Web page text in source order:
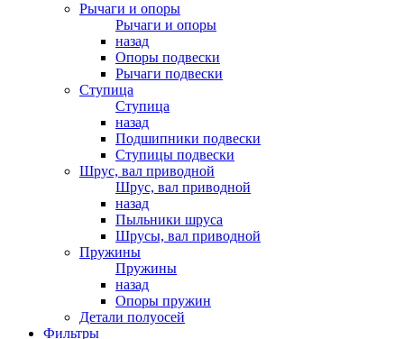
Рычаги и опоры
Рычаги и опоры
назад
Опоры подвески
Рычаги подвески
Ступица
Ступица
назад
Подшипники подвески
Ступицы подвески
Шрус, вал приводной
Шрус, вал приводной
назад
Пыльники шруса
Шрусы, вал приводной
Пружины
Пружины
назад
Опоры пружин
Детали полуосей
Фильтры